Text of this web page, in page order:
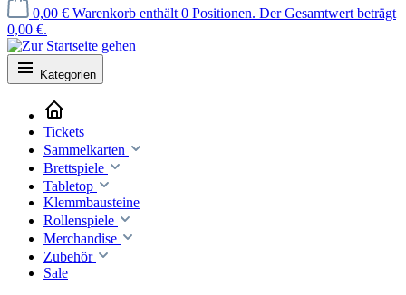
0,00 € Warenkorb enthält 0 Positionen. Der Gesamtwert beträgt
0,00 €.
Kategorien
Tickets
Sammelkarten
Brettspiele
Tabletop
Klemmbausteine
Rollenspiele
Merchandise
Zubehör
Sale